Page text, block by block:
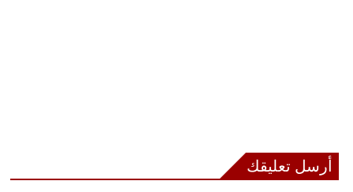
مدوَّنات
أرسل تعليقك